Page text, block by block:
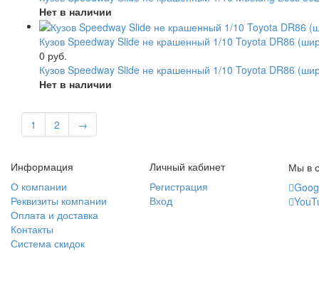
Нет в наличии
Кузов Speedway Slide не крашенный 1/10 Toyota DR86
0 руб.
Кузов Speedway Slide не крашенный 1/10 Toyota DR86
Нет в наличии
1 2 →
Информация
О компании
Реквизиты компании
Оплата и доставка
Контакты
Система скидок
Личный кабинет
Регистрация
Вход
Мы в